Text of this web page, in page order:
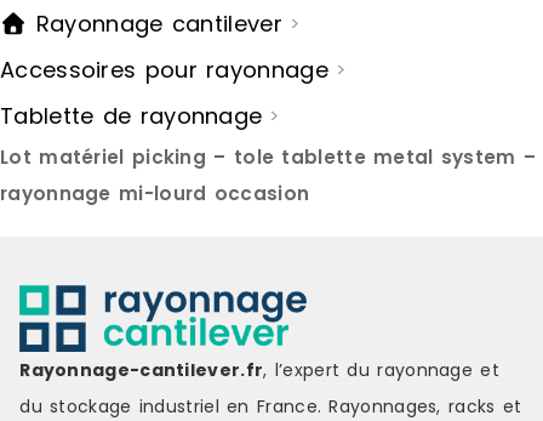
Rayonnage cantilever >
Accessoires pour rayonnage >
Tablette de rayonnage >
Lot matériel picking – tole tablette metal system –
rayonnage mi-lourd occasion
Rayonnage-cantilever.fr, l’expert du rayonnage et
du stockage industriel en France. Rayonnages, racks et